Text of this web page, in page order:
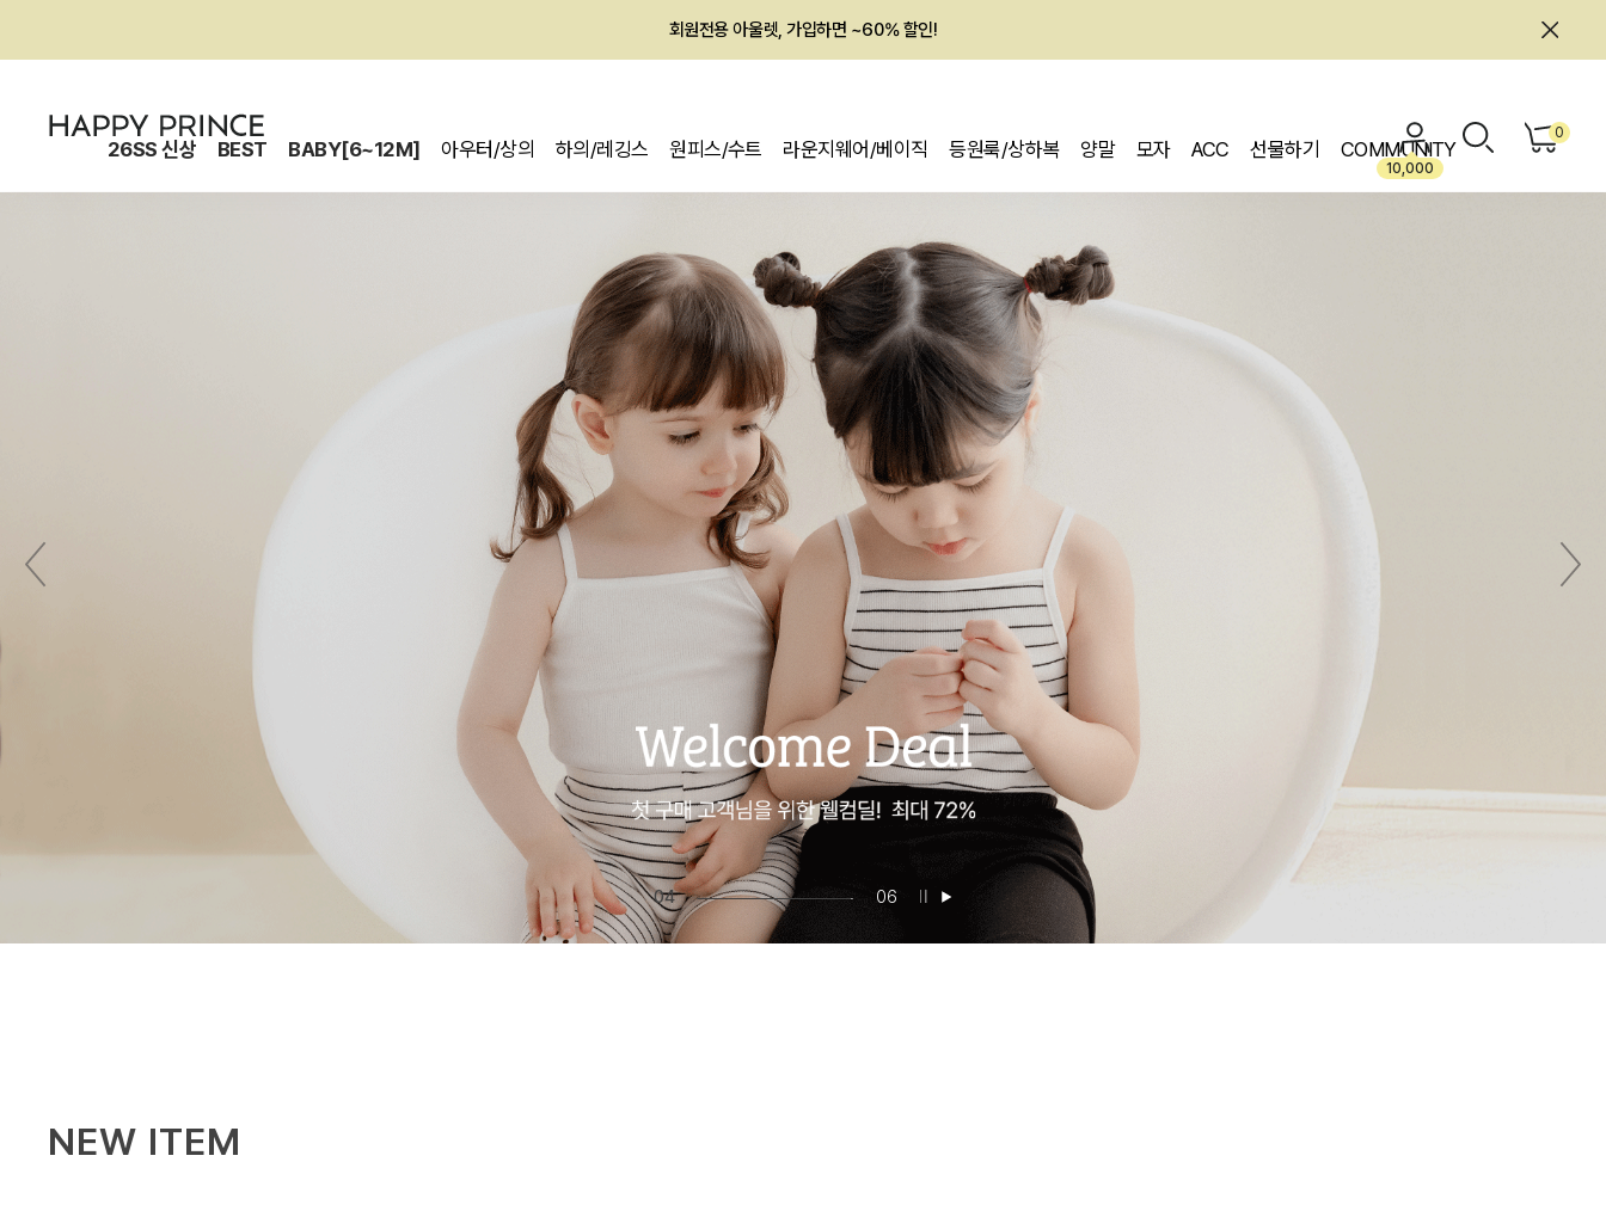
회원전용 아울렛, 가입하면 ~60% 할인!
26SS 신상 BEST BABY[6~12M] 아우터/상의 하의/레깅스 원피스/수트 라운지웨어/베이직 등원룩/상하복 양말 모자 ACC 선물하기 COMMUNITY
10,000
0
05 06
NEW ITEM